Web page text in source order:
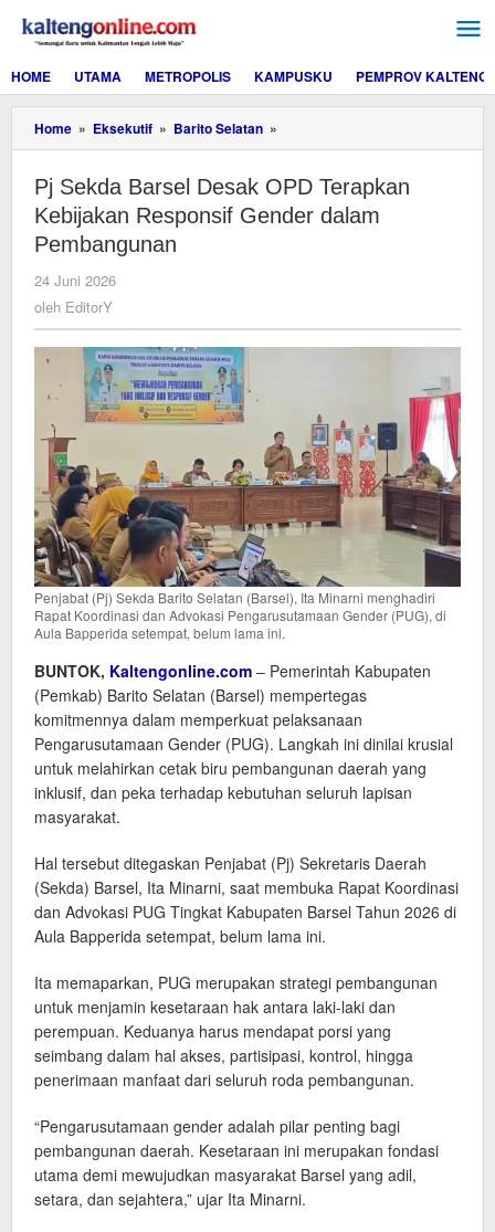
konten
HOME
UTAMA METROPOLIS KAMPUSKU PEMPROV KALTENG
Home » Eksekutif » Barito Selatan »
Sekda
Desak
OPD
Terapkan
Pembangunan
Pj Sekda Barsel Desak OPD Terapkan
Kebijakan Responsif Gender dalam
Pembangunan
24 Juni 2026
oleh EditorY
Penjabat (Pj) Sekda Barito Selatan (Barsel), Ita Minarni menghadiri
Rapat Koordinasi dan Advokasi Pengarusutamaan Gender (PUG), di
Aula Bapperida setempat, belum lama ini.
BUNTOK, Kaltengonline.com – Pemerintah Kabupaten
(Pemkab) Barito Selatan (Barsel) mempertegas
komitmennya dalam memperkuat pelaksanaan
Pengarusutamaan Gender (PUG). Langkah ini dinilai krusial
untuk melahirkan cetak biru pembangunan daerah yang
inklusif, dan peka terhadap kebutuhan seluruh lapisan
masyarakat.
​Hal tersebut ditegaskan Penjabat (Pj) Sekretaris Daerah
(Sekda) Barsel, Ita Minarni, saat membuka Rapat Koordinasi
dan Advokasi PUG Tingkat Kabupaten Barsel Tahun 2026 di
Aula Bapperida setempat, belum lama ini.
​Ita memaparkan, PUG merupakan strategi pembangunan
untuk menjamin kesetaraan hak antara laki-laki dan
perempuan. Keduanya harus mendapat porsi yang
seimbang dalam hal akses, partisipasi, kontrol, hingga
penerimaan manfaat dari seluruh roda pembangunan.
​“Pengarusutamaan gender adalah pilar penting bagi
pembangunan daerah. Kesetaraan ini merupakan fondasi
utama demi mewujudkan masyarakat Barsel yang adil,
setara, dan sejahtera,” ujar Ita Minarni.